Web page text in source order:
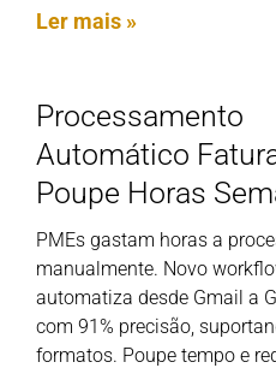
Ler mais »
Processamento
Automático
Poupe Horas
PMEs gastam horas a
manualmente. Novo
automatiza desde Gmail a
com 91% precisão,
formatos. Poupe tempo e